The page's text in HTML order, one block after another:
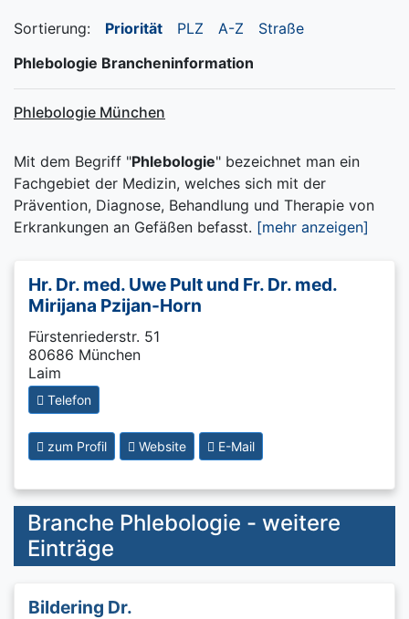
Sortierung: Priorität PLZ A-Z
Straße
Phlebologie Brancheninformation
Phlebologie München
Mit dem Begriff "Phlebologie" bezeichnet man ein
Fachgebiet der Medizin, welches sich mit der
Prävention, Diagnose, Behandlung und Therapie von
Erkrankungen an Gefäßen befasst. [mehr anzeigen]
Hr. Dr. med. Uwe Pult und Fr. Dr. med.
Mirijana Pzijan-Horn
Fürstenriederstr. 51
80686 München
Laim
Telefon
zum Profil Website E-Mail
Branche Phlebologie - weitere
Einträge
Bildering Dr.